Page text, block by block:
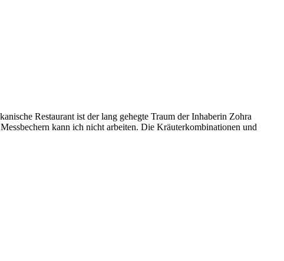
Restaurant ist der lang gehegte Traum der Inhaberin Zohra
kann ich nicht arbeiten. Die Kräuterkombinationen und